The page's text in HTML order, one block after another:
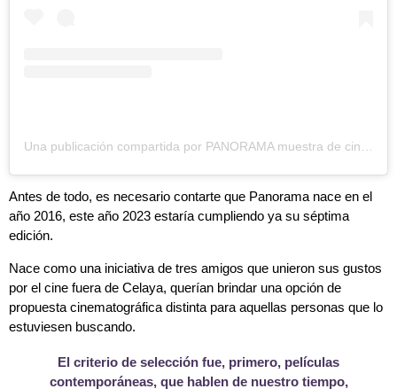
Antes de todo, es necesario contarte que Panorama nace en el
año 2016, este año 2023 estaría cumpliendo ya su séptima
edición.
Nace como una iniciativa de tres amigos que unieron sus gustos
por el cine fuera de Celaya, querían brindar una opción de
propuesta cinematográfica distinta para aquellas personas que lo
estuviesen buscando.
El criterio de selección fue, primero, películas
contemporáneas, que hablen de nuestro tiempo,